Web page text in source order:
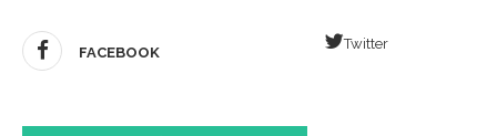
FACEBOOK
Twitter